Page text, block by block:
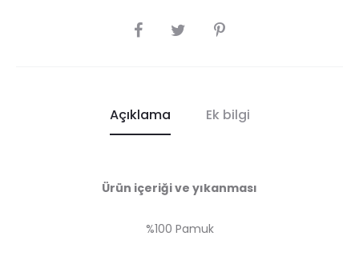
SHARE
Açıklama Ek bilgi
Ürün içeriği ve yıkanması
%100 Pamuk